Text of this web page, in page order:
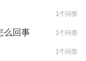
1个问答
么回事 1个问答
1个问答